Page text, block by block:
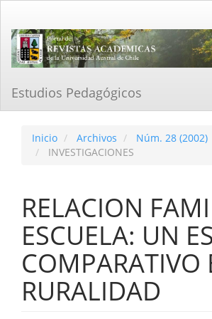
Contenido
principal
Barra
Estudios Pedagógicos
Inicio Archivos
Núm. 28 (2002)
INVESTIGACIONES
RELACION
ESCUELA: UN
COMPARATIVO
RURALIDAD